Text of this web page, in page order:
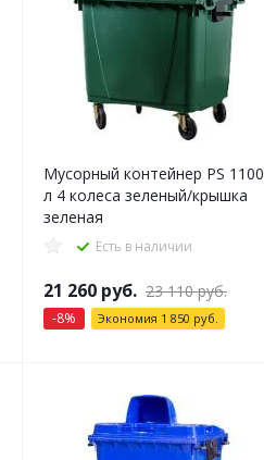
Мусорный контейнер PS 1100
л 4 колеса зеленый/крышка
зеленая
Есть в наличии
21 260 руб. 23 110руб.
-8% Экономия 1 850 руб.